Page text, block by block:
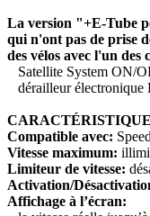
La version "+E-Tube
qui n'ont pas de prise
des vélos avec l'un des
Satellite System ON/
dérailleur électronique
Compatible avec:
Vitesse maximum:
Limiteur de vitesse:
Activation/
Affichage à l’écran: